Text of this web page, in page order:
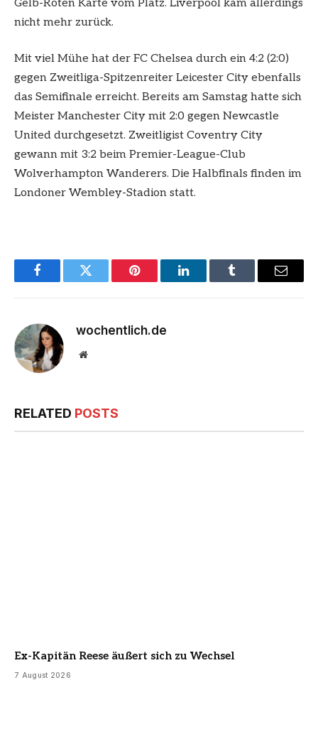
Gelb-Roten Karte vom Platz. Liverpool kam allerdings
nicht mehr zurück.
Mit viel Mühe hat der FC Chelsea durch ein 4:2 (2:0)
gegen Zweitliga-Spitzenreiter Leicester City ebenfalls
das Semifinale erreicht. Bereits am Samstag hatte sich
Meister Manchester City mit 2:0 gegen Newcastle
United durchgesetzt. Zweitligist Coventry City
gewann mit 3:2 beim Premier-League-Club
Wolverhampton Wanderers. Die Halbfinals finden im
Londoner Wembley-Stadion statt.
FacebookTwitter Pinterest LinkedInTumblr Email
wochentlich.de
Website
RELATED POSTS
Ex-Kapitän Reese äußert sich zu Wechsel
7 August 2026